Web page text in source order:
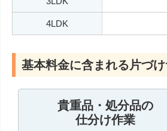
4LDK
基本料金に含まれる片づ
貴重品・処分品の
仕分け作業